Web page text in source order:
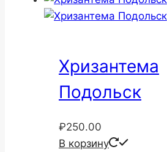
Хризантема
Подольск
₽250.00
В корзину